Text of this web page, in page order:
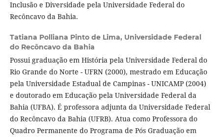
Inclusão e Diversidade pela Universidade Federal do
Recôncavo da Bahia.
Tatiana Polliana Pinto de Lima, Universidade Federal
do Recôncavo da Bahia
Possui graduação em História pela Universidade Federal do
Rio Grande do Norte - UFRN (2000), mestrado em Educação
pela Universidade Estadual de Campinas - UNICAMP (2004)
e doutorado em Educação pela Universidade Federal da
Bahia (UFBA). É professora adjunta da Universidade Federal
do Recôncavo da Bahia (UFRB). Atua como Professora do
Quadro Permanente do Programa de Pós Graduação em